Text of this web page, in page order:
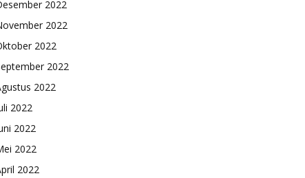
2022
2022
2022
2022
2022
2022
2022
2022
2022